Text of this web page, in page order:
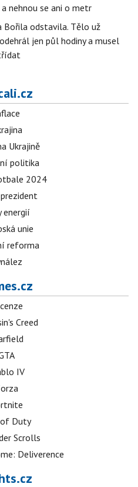
nehnou se ani o metr
Bořila odstavila. Tělo už
jen půl hodiny a musel
Ukrajině
politika
2024
prezident
energií
unie
reforma
Creed
IV
Duty
Scrolls
Deliverence